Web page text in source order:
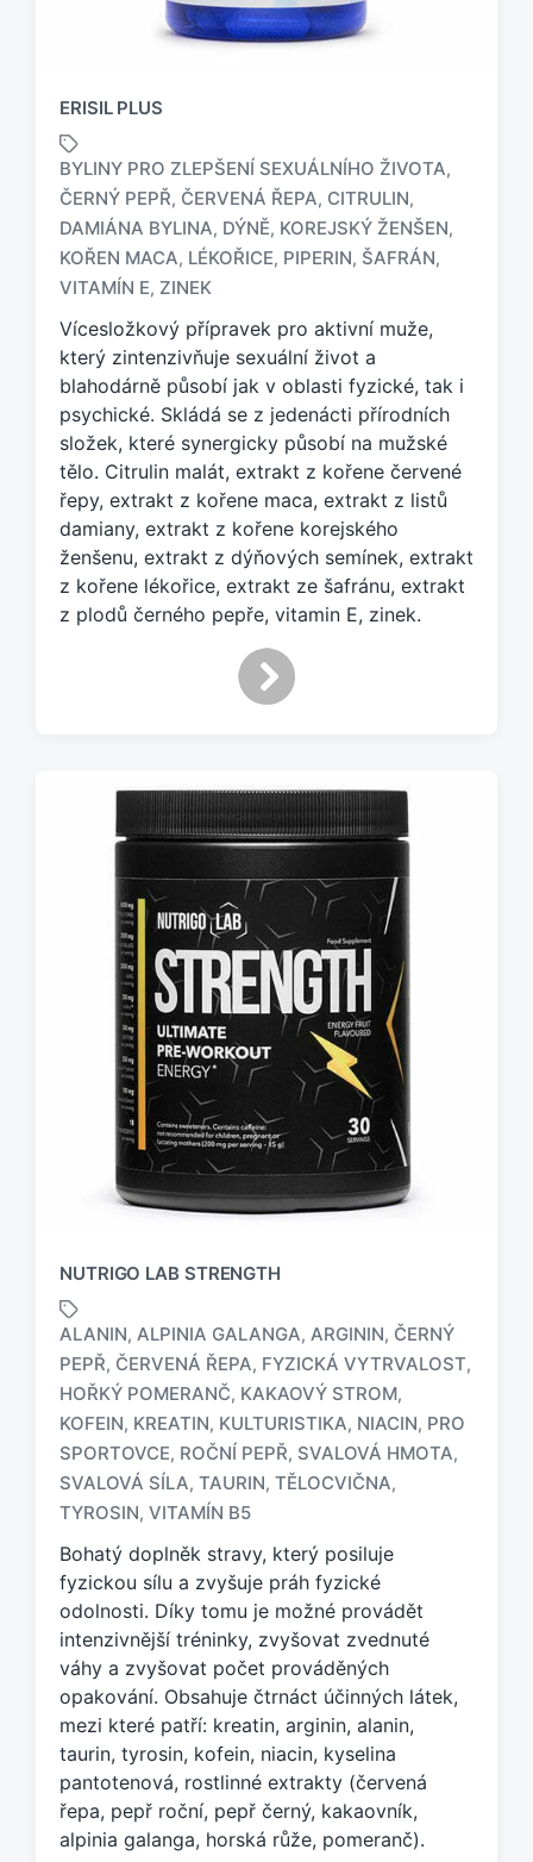
ERISIL PLUS
O
z
n
č
e
n
t
a
g
e
m
:
BYLINY PRO ZLEPŠENÍ SEXUÁLNÍHO ŽIVOTA,
ČERNÝ PEPŘ, ČERVENÁ ŘEPA, CITRULIN,
DAMIÁNA BYLINA, DÝNĚ, KOREJSKÝ ŽENŠEN,
KOŘEN MACA, LÉKOŘICE, PIPERIN, ŠAFRÁN,
VITAMÍN E, ZINEK
Vícesložkový přípravek pro aktivní muže,
který zintenzivňuje sexuální život a
blahodárně působí jak v oblasti fyzické, tak i
psychické. Skládá se z jedenácti přírodních
složek, které synergicky působí na mužské
tělo. Citrulin malát, extrakt z kořene červené
řepy, extrakt z kořene maca, extrakt z listů
damiany, extrakt z kořene korejského
ženšenu, extrakt z dýňových semínek, extrakt
z kořene lékořice, extrakt ze šafránu, extrakt
z plodů černého pepře, vitamin E, zinek.
NUTRIGO LAB STRENGTH
O
z
n
č
e
n
t
a
g
e
m
:
ALANIN, ALPINIA GALANGA, ARGININ, ČERNÝ
PEPŘ, ČERVENÁ ŘEPA, FYZICKÁ VYTRVALOST,
HOŘKÝ POMERANČ, KAKAOVÝ STROM,
KOFEIN, KREATIN, KULTURISTIKA, NIACIN, PRO
SPORTOVCE, ROČNÍ PEPŘ, SVALOVÁ HMOTA,
SVALOVÁ SÍLA, TAURIN, TĚLOCVIČNA,
TYROSIN, VITAMÍN B5
Bohatý doplněk stravy, který posiluje
fyzickou sílu a zvyšuje práh fyzické
odolnosti. Díky tomu je možné provádět
intenzivnější tréninky, zvyšovat zvednuté
váhy a zvyšovat počet prováděných
opakování. Obsahuje čtrnáct účinných látek,
mezi které patří: kreatin, arginin, alanin,
taurin, tyrosin, kofein, niacin, kyselina
pantotenová, rostlinné extrakty (červená
řepa, pepř roční, pepř černý, kakaovník,
alpinia galanga, horská růže, pomeranč).